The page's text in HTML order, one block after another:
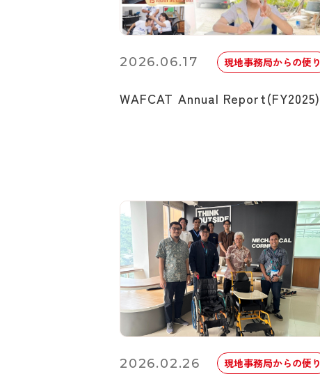
2026.06.17 現地事務局からの便り
WAFCAT Annual Report(FY2025)
2026.02.26 現地事務局からの便り